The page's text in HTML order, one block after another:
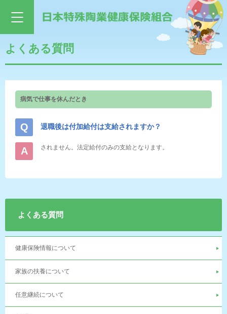
よくある質問
病気で仕事を休んだとき
退職後は付加給付は支給されますか？
されません。法定給付のみの支給となります。
よくある質問
健康保険情報について
家族の扶養について
任意継続について